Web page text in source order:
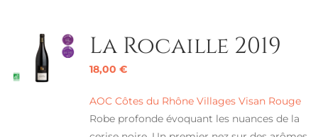
La Rocaille 2019
18,00 €
AOC Côtes du Rhône Villages Visan Rouge
Robe profonde évoquant les nuances de la